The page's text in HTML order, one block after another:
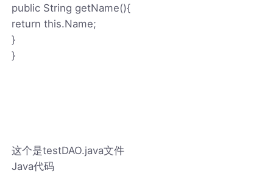
public String getName(){
return this.Name;
}
}
这个是testDAO.java文件
Java代码